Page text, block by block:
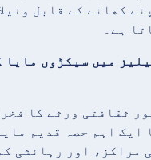
کھانے کے قابل
ہے۔
بیلیز میں سیکڑوں
ثقافتی ورثے کا
ایک اہم حصہ قدیم
مراکز، اور رہائشی